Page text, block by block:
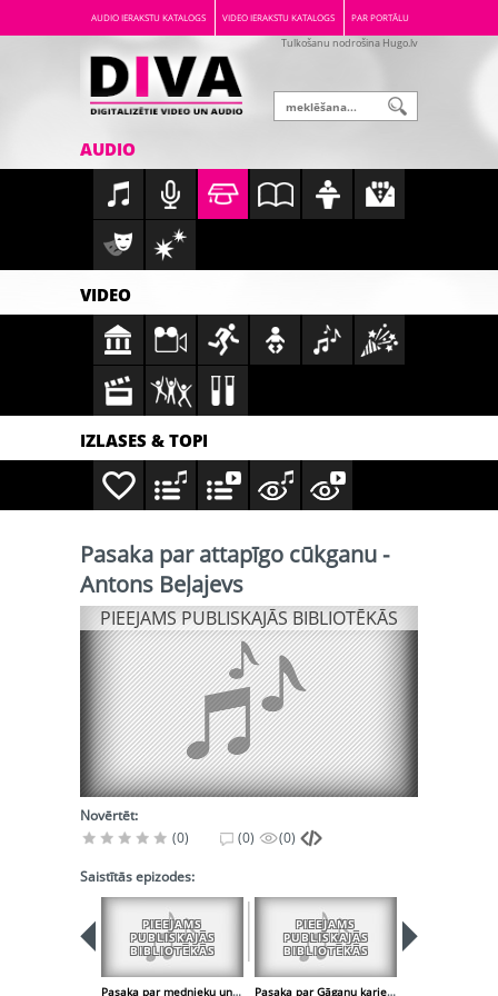
AUDIO IERAKSTU KATALOGS VIDEO IERAKSTU KATALOGS PAR PORTĀLU
Tulkošanu nodrošina Hugo.lv
AUDIO
VIDEO
IZLASES & TOPI
Pasaka par attapīgo cūkganu -
Antons Beļajevs
PIEEJAMS PUBLISKAJĀS BIBLIOTĒKĀS
Novērtēt:
(0)
(0) (0)
Saistītās epizodes:
PIEEJAMS
PUBLISKAJĀS
BIBLIOTĒKĀS
Pasaka par mednieku un Nelabo - Ieva Vaivode
PIEEJAMS
PUBLISKAJĀS
BIBLIOTĒKĀS
Pasaka par Gāganu kariem - Viktorija Zeņkova